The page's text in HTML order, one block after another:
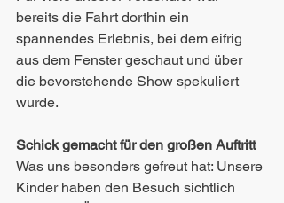
bereits die Fahrt dorthin ein
spannendes Erlebnis, bei dem eifrig
aus dem Fenster geschaut und über
die bevorstehende Show spekuliert
wurde.
Schick gemacht für den großen Auftritt
Was uns besonders gefreut hat: Unsere
Kinder haben den Besuch sichtlich